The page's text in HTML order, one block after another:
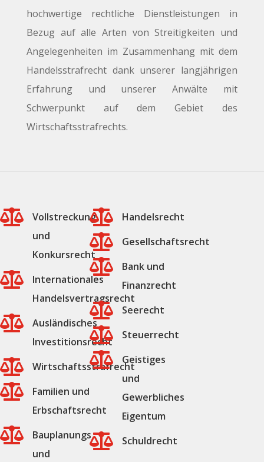
hochwertige rechtliche Dienstleistungen in
Bezug auf alle Arten von Streitigkeiten und
Angelegenheiten im Zusammenhang mit dem
Handelsstrafrecht dank unserer langjährigen
Erfahrung und unserer Anwälte mit
Schwerpunkt auf dem Gebiet des
Wirtschaftsstrafrechts.

Vollstreckung
und
Konkursrecht

Internationales
Handelsvertragsrecht

Ausländisches
Investitionsrecht
 Wirtschaftsstrafrecht

Familien und
Erbschaftsrecht

Bauplanungs
und
 Handelsrecht
 Gesellschaftsrecht

Bank und
Finanzrecht
 Seerecht
 Steuerrecht

Geistiges
und
Gewerbliches
Eigentum
 Schuldrecht